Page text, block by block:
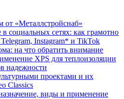
от «Металлcтройcнаб»
социальных сетях: как грамотно
Instagram* и TikTok
на что обратить внимание
XPS для теплоизоляции
надежности
проектами и их
Classics
виды и применение